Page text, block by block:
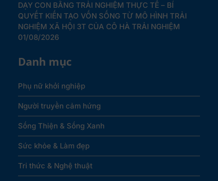
DẠY CON BẰNG TRẢI NGHIỆM THỰC TẾ – BÍ
QUYẾT KIẾN TẠO VỐN SỐNG TỪ MÔ HÌNH TRẢI
NGHIỆM XÃ HỘI 3T CỦA CÔ HÀ TRẢI NGHIỆM
01/08/2026
Danh mục
Phụ nữ khởi nghiệp
Người truyền cảm hứng
Sống Thiện & Sống Xanh
Sức khỏe & Làm đẹp
Tri thức & Nghệ thuật